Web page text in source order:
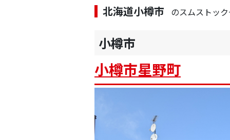
北海道小樽市 のスムストッ
小樽市
小樽市星野町